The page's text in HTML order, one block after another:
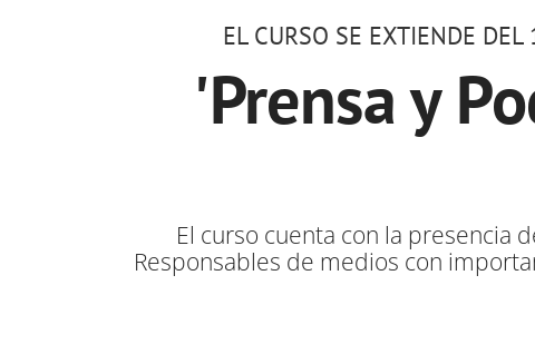
EL CURSO SE EXTIENDE
'Prensa y
El curso cuenta con la presencia
Responsables de medios con